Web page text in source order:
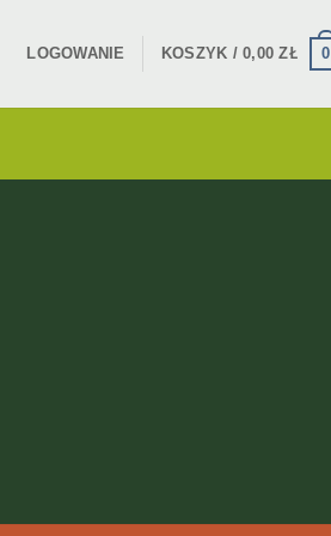
LOGOWANIE KOSZYK /0,00ZŁ 0